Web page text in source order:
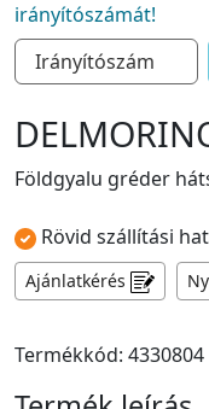
irányítószámát!
Földgyalu gréder
Rövid szállítási
Ajánlatkérés
Termékkód: 4330804